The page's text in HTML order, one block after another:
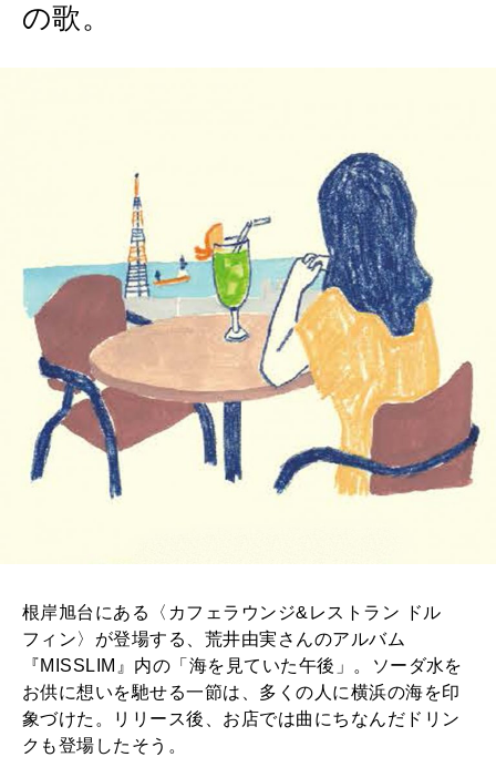
2026年8月号『お茶の時間です。』
2026年7月号「鎌倉 ローカルが 教えてくれた 本当の歩き方。」
2026年6月号「大銀座 トレンドが生まれる 新しい一流店へ。」
2026年5月号「“大好き”に出会いに。韓国」
2026年4月号「未来をつくる、学びの教科書。」
2026年3月号「スイーツ予想図 2026」
2026年2月号「良運を掴む 新・開運術。」
MAGAZINE MOOK
FOLLOW US!
の歌。
根岸旭台にある〈カフェラウンジ&レストラン ドル
フィン〉が登場する、荒井由実さんのアルバム
『MISSLIM』内の「海を見ていた午後」。ソーダ水を
お供に想いを馳せる一節は、多くの人に横浜の海を印
象づけた。リリース後、お店では曲にちなんだドリン
クも登場したそう。